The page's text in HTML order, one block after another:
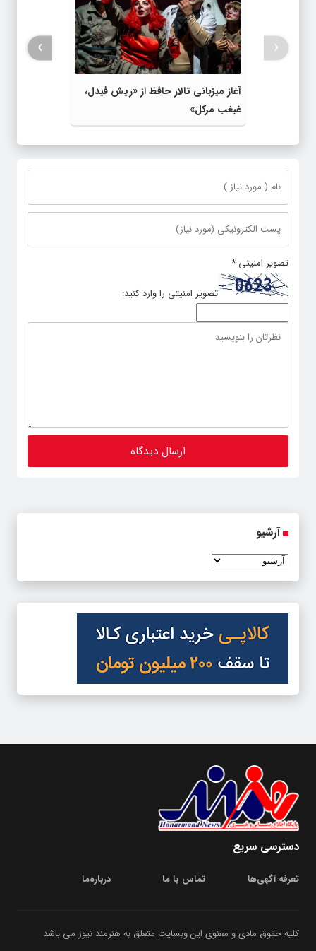
آغاز میزبانی تالار حافظ از «ریش فیدل،
غبغب مرکل»
‹
›
تصویر امنیتی *
تصویر امنیتی را وارد کنید:
آرشیو
دسترسی سریع
تعرفه آگهی‌ها تماس با ما درباره‌‌ما
کلیه حقوق مادی و معنوی این وبسایت متعلق به هنرمند نیوز می باشد